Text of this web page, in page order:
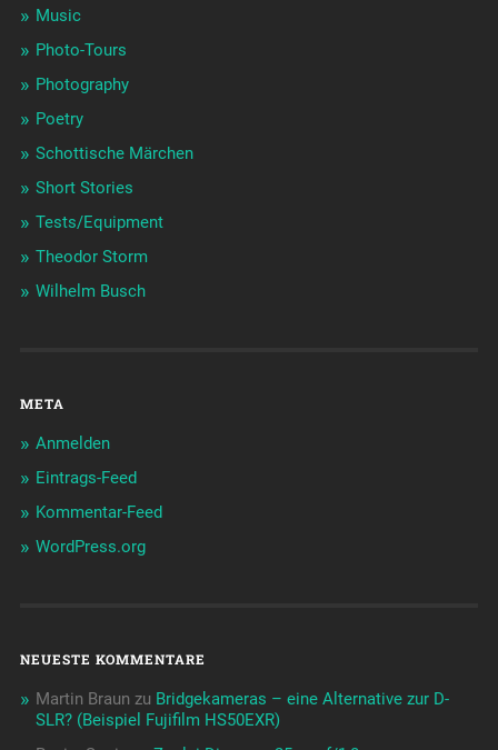
Music
Photo-Tours
Photography
Poetry
Schottische Märchen
Short Stories
Tests/Equipment
Theodor Storm
Wilhelm Busch
META
Anmelden
Eintrags-Feed
Kommentar-Feed
WordPress.org
NEUESTE KOMMENTARE
Martin Braun zu Bridgekameras – eine Alternative zur D-
SLR? (Beispiel Fujifilm HS50EXR)